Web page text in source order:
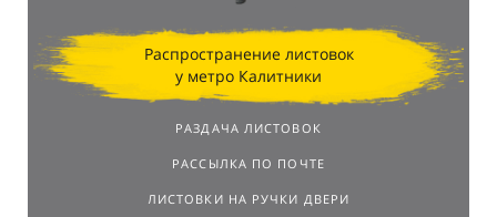
Распространение листовок
у метро Калитники
РАЗДАЧА ЛИСТОВОК
РАССЫЛКА ПО ПОЧТЕ
ЛИСТОВКИ НА РУЧКИ ДВЕРИ